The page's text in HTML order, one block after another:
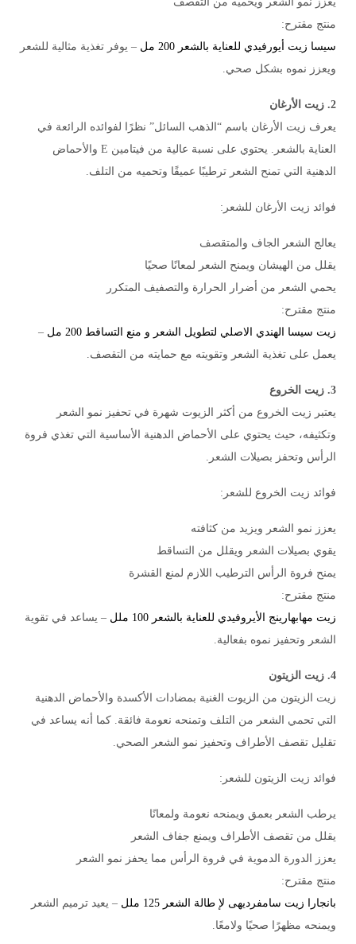
منتج مقترح:
سيسا زيت أيورفيدي للعناية بالشعر 200 مل
– يوفر تغذية مثالية للشعر
ويعزز نموه بشكل صحي.
2. زيت الأرغان
يعرف زيت الأرغان باسم “الذهب السائل” نظرًا لفوائده الرائعة في
العناية بالشعر. يحتوي على نسبة عالية من فيتامين E والأحماض
الدهنية التي تمنح الشعر ترطيبًا عميقًا وتحميه من التلف.
فوائد زيت الأرغان للشعر:
يعالج الشعر الجاف والمتقصف
يقلل من الهيشان ويمنح الشعر لمعانًا صحيًا
يحمي الشعر من أضرار الحرارة والتصفيف المتكرر
منتج مقترح:
زيت سيسا الهندي الاصلي لتطويل الشعر و منع التساقط 200 مل
–
يعمل على تغذية الشعر وتقويته مع حمايته من التقصف.
3. زيت الخروع
يعتبر زيت الخروع من أكثر الزيوت شهرة في تحفيز نمو الشعر
وتكثيفه، حيث يحتوي على الأحماض الدهنية الأساسية التي تغذي فروة
الرأس وتحفز بصيلات الشعر.
فوائد زيت الخروع للشعر:
يعزز نمو الشعر ويزيد من كثافته
يقوي بصيلات الشعر ويقلل من التساقط
يمنح فروة الرأس الترطيب اللازم لمنع القشرة
منتج مقترح:
زيت مهابهارينج الأيروفيدي للعناية بالشعر 100 ملل
– يساعد في تقوية
الشعر وتحفيز نموه بفعالية.
4. زيت الزيتون
زيت الزيتون من الزيوت الغنية بمضادات الأكسدة والأحماض الدهنية
التي تحمي الشعر من التلف وتمنحه نعومة فائقة. كما أنه يساعد في
تقليل تقصف الأطراف وتحفيز نمو الشعر الصحي.
فوائد زيت الزيتون للشعر:
يرطب الشعر بعمق ويمنحه نعومة ولمعانًا
يقلل من تقصف الأطراف ويمنع جفاف الشعر
يعزز الدورة الدموية في فروة الرأس مما يحفز نمو الشعر
منتج مقترح:
بانجارا زيت سامفرديهى لإ طالة الشعر 125 ملل
– يعيد ترميم الشعر
ويمنحه مظهرًا صحيًا ولامعًا.